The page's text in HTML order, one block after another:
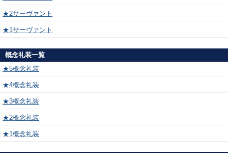
★2サーヴァント
★1サーヴァント
概念礼装一覧
★5概念礼装
★4概念礼装
★3概念礼装
★2概念礼装
★1概念礼装